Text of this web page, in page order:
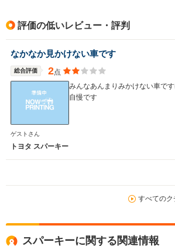
評価の低いレビュー・評判
なかなか見かけない車です
総合評価 2点
みんなあんまりみかけない車で
自慢です
ゲストさん
トヨタ スパーキー
すべての
スパーキーに関する関連情報